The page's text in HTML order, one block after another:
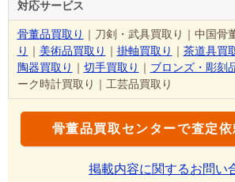
対応サービス
骨董品買取り ｜刀剣・武具買取り｜中国骨
り ｜ 美術品買取り ｜ 掛軸買取り ｜ 茶道具買
陶器買取り ｜ 切手買取り ｜ ブロンズ・彫刻
ーク時計買取り｜工芸品買取り
骨董品買取センターで査定依
掲載内容に関するお問い